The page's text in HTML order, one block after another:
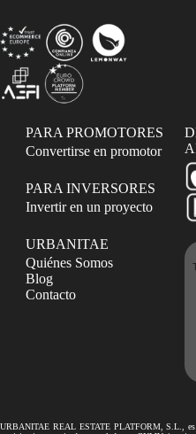
PARA PROMOTORES
Convertirse en promotor
PARA INVERSORES
Invertir en un proyecto
URBANITAE
Quiénes Somos
Blog
Contacto
URBANITAE REAL ESTATE PLATFORM, S.L., es